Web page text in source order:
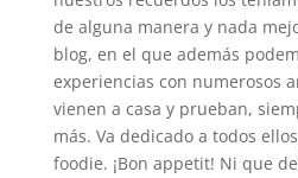
de alguna manera y nada
blog, en el que además
experiencias con numerosos
vienen a casa y prueban,
más. Va dedicado a todos
foodie. ¡Bon appetit! Ni que